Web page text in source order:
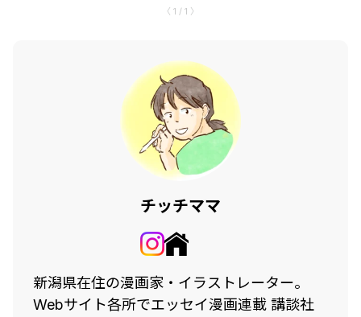
〈 1 / 1 〉
チッチママ
新潟県在住の漫画家・イラストレーター。
Webサイト各所でエッセイ漫画連載 講談社